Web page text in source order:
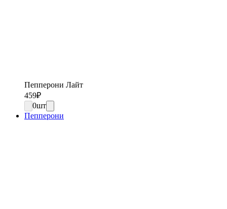
Пепперони Лайт
459₽
0шт
Пепперони